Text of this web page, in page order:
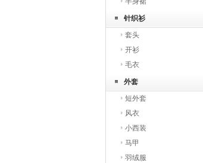
针织衫
套头
开衫
毛衣
外套
短外套
风衣
小西装
马甲
羽绒服